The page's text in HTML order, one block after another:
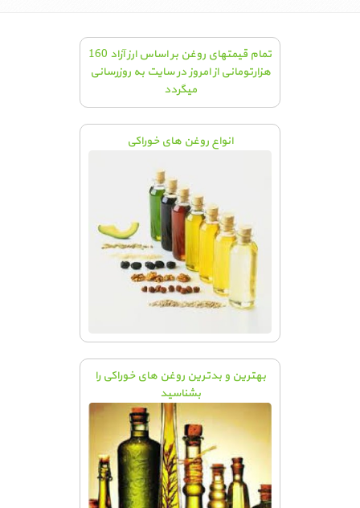
تمام قیمتهای روغن بر اساس ارز آزاد 160
هزارتومانی از امروز در سایت به روزرسانی
میگردد
انواع روغن های خوراکی
بهترین و بدترین روغن های خوراکی را
بشناسید